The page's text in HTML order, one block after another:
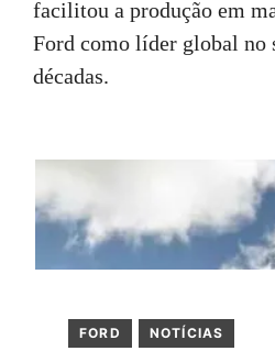
facilitou a produção em
Ford como líder global no
décadas.
FORD NOTÍCIAS